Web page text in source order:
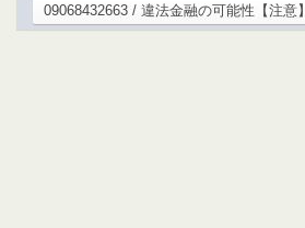
09068432663 / 違法金融の可能性【注意】